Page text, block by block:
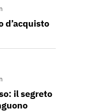
d’acquisto
il segreto